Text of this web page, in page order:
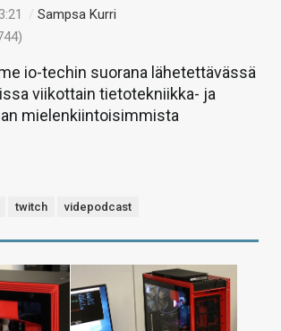
/Sampsa Kurri
io-techin suorana lähetettävässä
viikottain tietotekniikka- ja
mielenkiintoisimmista
twitch videpodcast